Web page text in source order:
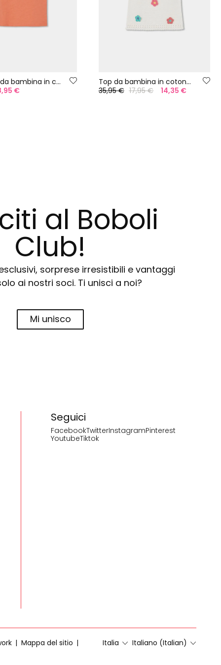
Maglietta da bambina in cotone arancione
€
Top da bambina in cotone grigio
35,95 € 17,95 € 14,35 €
al Boboli
Club!
sorprese irresistibili e vantaggi
ai nostri soci. Ti unisci a noi?
Mi unisco
Seguici
FacebookTwitterInstagramPinterest
YoutubeTiktok
Italia Italiano (Italian)
Mappa del sitio